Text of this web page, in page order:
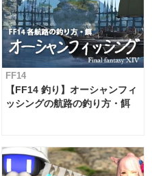
FF14
【FF14 釣り】オーシャンフィ
ッシングの航路の釣り方・餌